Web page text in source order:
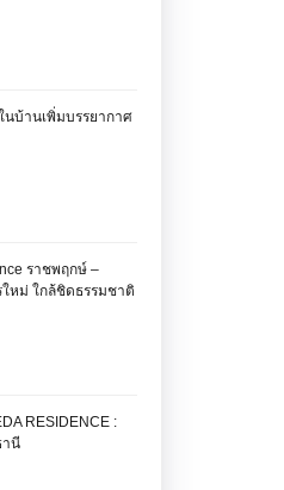
นบ้านเพิ่มบรรยากาศ
ราชพฤกษ์ –
หม่ ใกล้ชิดธรรมชาติ
RESIDENCE :
านี